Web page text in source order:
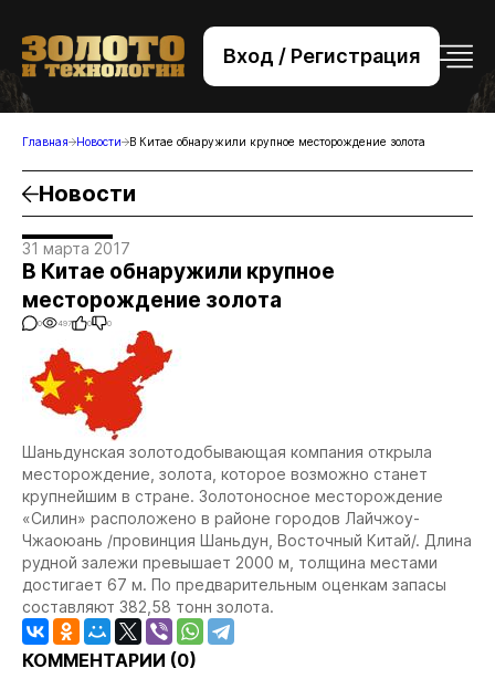
Вход / Регистрация
+7 (495) 221-76-32
bsv@zolteh.ru
Главная Новости В Китае обнаружили крупное месторождение золота
Новости
31 марта 2017
В Китае обнаружили крупное
месторождение золота
0 497 0 0
Шаньдунская золотодобывающая компания открыла
месторождение, золота, которое возможно станет
крупнейшим в стране. Золотоносное месторождение
«Силин» расположено в районе городов Лайчжоу-
Чжаоюань /провинция Шаньдун, Восточный Китай/. Длина
рудной залежи превышает 2000 м, толщина местами
достигает 67 м. По предварительным оценкам запасы
составляют 382,58 тонн золота.
КОММЕНТАРИИ (0)